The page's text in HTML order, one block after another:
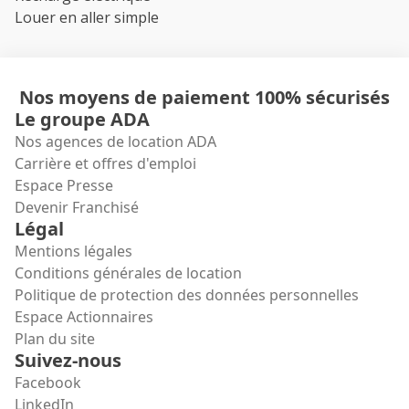
Louer en aller simple
Nos moyens de paiement 100% sécurisés
Le groupe ADA
Nos agences de location ADA
Carrière et offres d'emploi
Espace Presse
Devenir Franchisé
Légal
Mentions légales
Conditions générales de location
Politique de protection des données personnelles
Espace Actionnaires
Plan du site
Suivez-nous
Facebook
LinkedIn